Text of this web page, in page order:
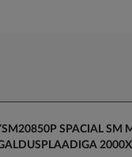
SPACIAL SM